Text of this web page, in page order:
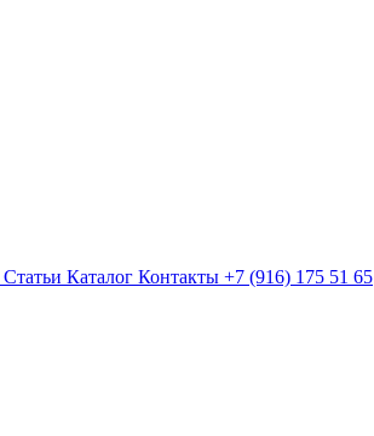
Статьи Каталог Контакты +7 (916) 175 51 65